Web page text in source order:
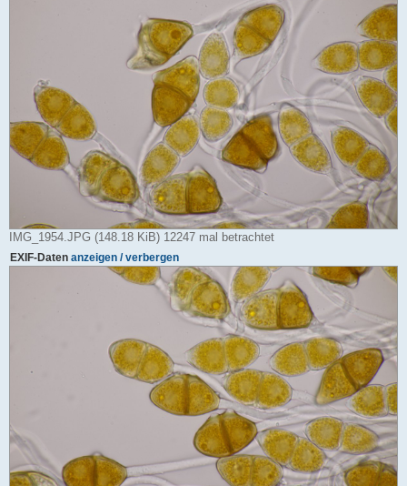
IMG_1954.JPG (148.18 KiB) 12247 mal betrachtet
EXIF-Daten anzeigen / verbergen